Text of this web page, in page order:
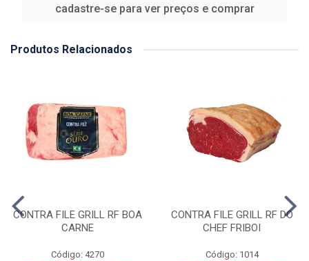
cadastre-se para ver preços e comprar
Produtos Relacionados
CONTRA FILE GRILL RF BOA
CARNE
Código: 4270
CONTRA FILE GRILL RF DO
CHEF FRIBOI
Código: 1014